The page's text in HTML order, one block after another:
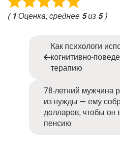
( 1 Оценка, среднее 5из 5)
Как психологи
когнитивно-
терапию
78-летний мужчина
из нужды — ему
долларов, чтобы он
пенсию